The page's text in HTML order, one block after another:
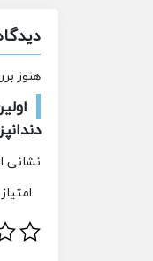
هنوز
نشانی